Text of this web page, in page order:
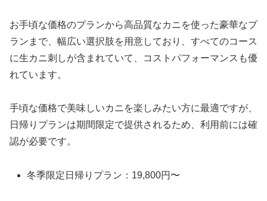
お手頃な価格のプランから高品質なカニを使った豪華なプ
ランまで、幅広い選択肢を用意しており、すべてのコース
に生カニ刺しが含まれていて、コストパフォーマンスも優
れています。
手頃な価格で美味しいカニを楽しみたい方に最適ですが、
日帰りプランは期間限定で提供されるため、利用前には確
認が必要です。
冬季限定日帰りプラン：19,800円〜